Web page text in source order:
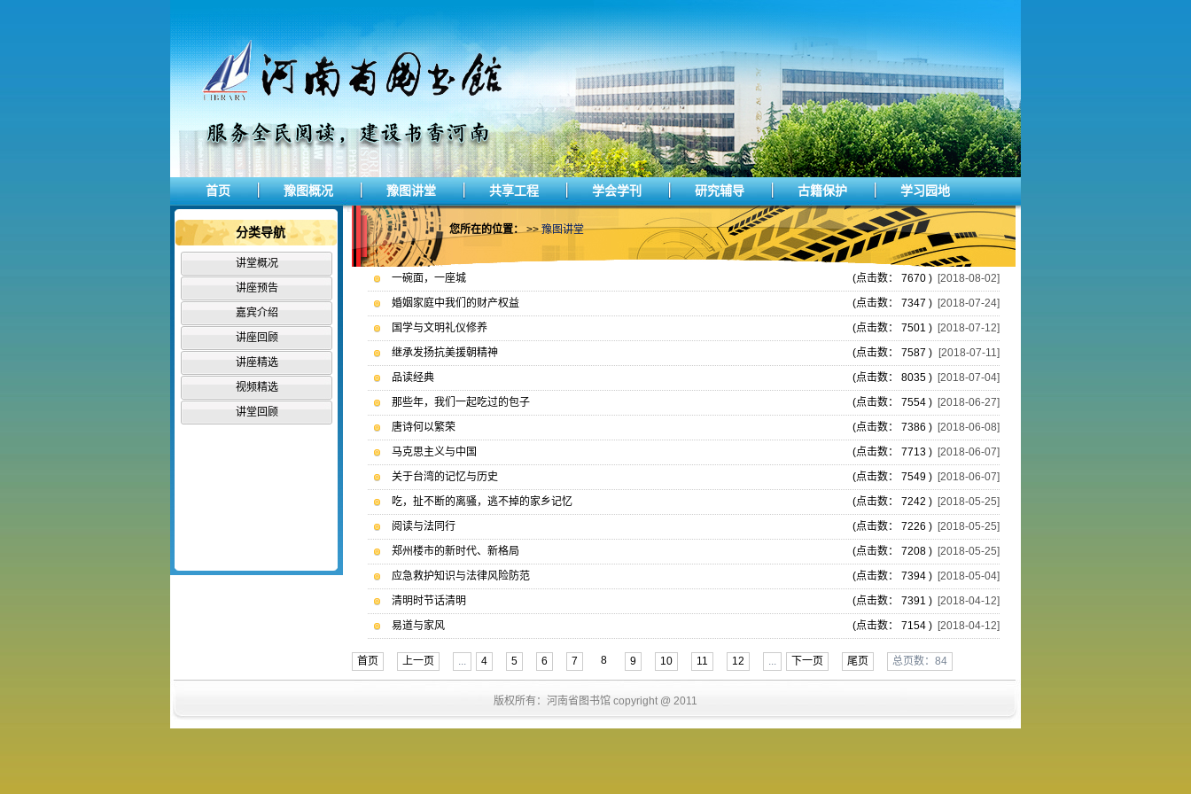
首页 豫图概况 豫图讲堂 共享工程 学会学刊 研究辅导 古籍保护 学习园地
分类导航
讲堂概况
讲座预告
嘉宾介绍
讲座回顾
讲座精选
视频精选
讲堂回顾
您所在的位置：>>豫图讲堂
一碗面，一座城 (点击数： 7670 ) [2018-08-02]
婚姻家庭中我们的财产权益
(点击数： 7347 ) [2018-07-24]
国学与文明礼仪修养
(点击数： 7501 ) [2018-07-12]
继承发扬抗美援朝精神
(点击数： 7587 )
[2018-07-11]
品读经典
(点击数： 8035 ) [2018-07-04]
那些年，我们一起吃过的包子
(点击数： 7554 ) [2018-06-27]
唐诗何以繁荣
(点击数： 7386 ) [2018-06-08]
马克思主义与中国
(点击数： 7713 ) [2018-06-07]
关于台湾的记忆与历史
(点击数： 7549 ) [2018-06-07]
吃，扯不断的离骚，逃不掉的家乡记忆
(点击数： 7242 ) [2018-05-25]
阅读与法同行
(点击数： 7226 ) [2018-05-25]
郑州楼市的新时代、新格局
(点击数： 7208 ) [2018-05-25]
应急救护知识与法律风险防范
(点击数： 7394 ) [2018-05-04]
清明时节话清明
(点击数： 7391 ) [2018-04-12]
易道与家风
(点击数： 7154 ) [2018-04-12]
首页 上一页 ... 4 5 6 7 8 9 10 11 12 ... 下一页 尾页 总页数：84
版权所有：河南省图书馆 copyright @ 2011